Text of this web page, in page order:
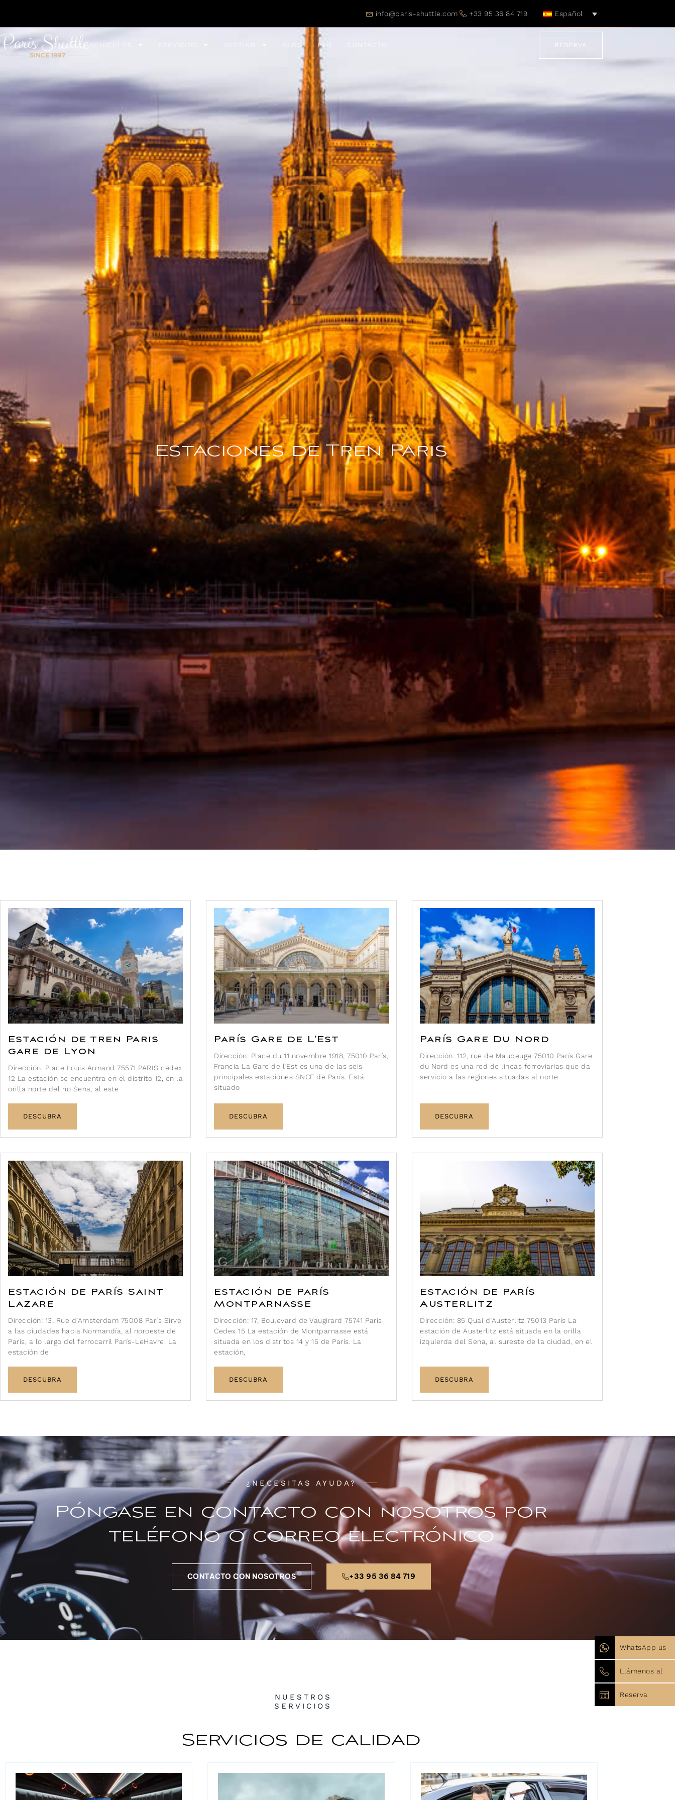
info@paris-shuttle.com +33 95 36 84 719 Español
VEHÍCULOS BLOG FAQ RESERVA
Estaciones de Tren Paris
Estación de tren Paris
gare de Lyon
Dirección: Place Louis Armand 75571 PARIS cedex
12 La estación se encuentra en el distrito 12, en la
orilla norte del río Sena, al este
DESCUBRA
París Gare de L’Est
Dirección: Place du 11 novembre 1918, 75010 París,
Francia La Gare de l’Est es una de las seis
principales estaciones SNCF de París. Está
situado
DESCUBRA
París Gare Du Nord
Dirección: 112, rue de Maubeuge 75010 París Gare
du Nord es una red de líneas ferroviarias que da
servicio a las regiones situadas al norte
DESCUBRA
Estación de París Saint
Lazare
Dirección: 13, Rue d’Amsterdam 75008 París Sirve
a las ciudades hacia Normandía, al noroeste de
París, a lo largo del ferrocarril París-LeHavre. La
estación de
DESCUBRA
Estación de París
Montparnasse
Dirección: 17, Boulevard de Vaugirard 75741 París
Cedex 15 La estación de Montparnasse está
situada en los distritos 14 y 15 de París. La
estación,
DESCUBRA
Estación de París
Austerlitz
Dirección: 85 Quai d’Austerlitz 75013 París La
estación de Austerlitz está situada en la orilla
izquierda del Sena, al sureste de la ciudad, en el
DESCUBRA
¿NECESITAS AYUDA?
Póngase en contacto con nosotros por
teléfono o correo electrónico
CONTACTO CON NOSOTROS +33 95 36 84 719
NUESTROS
SERVICIOS
Servicios de calidad
WhatsApp us
Llámenos al
Reserva